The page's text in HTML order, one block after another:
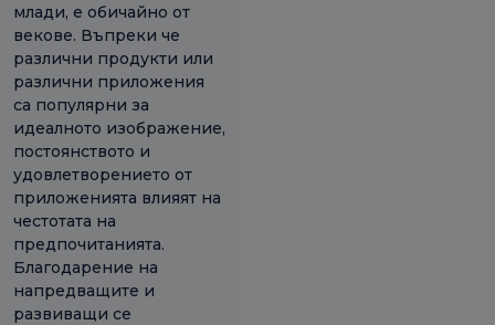
млади, е обичайно от
векове. Въпреки че
различни продукти или
различни приложения
са популярни за
идеалното изображение,
постоянството и
удовлетворението от
приложенията влияят на
честотата на
предпочитанията.
Благодарение на
напредващите и
развиващи се